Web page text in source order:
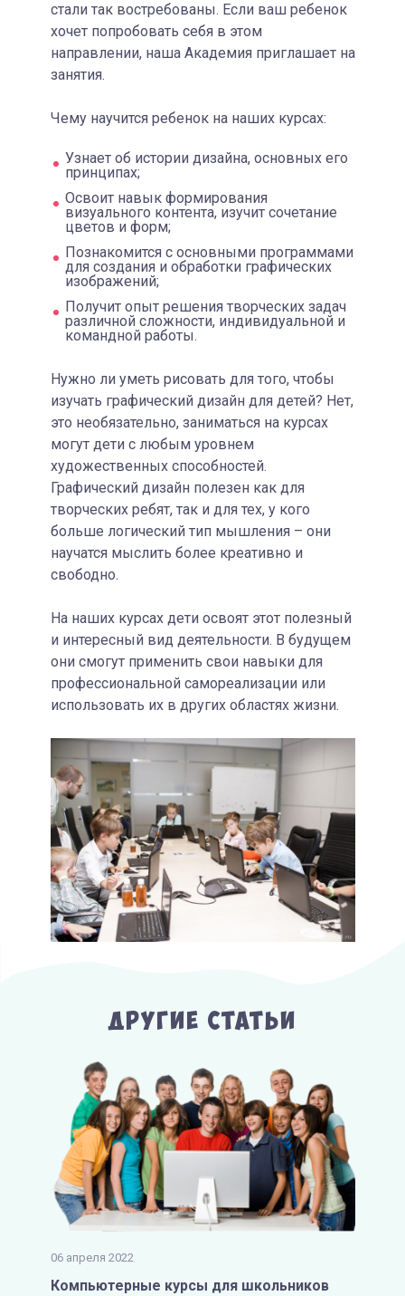
стали так востребованы. Если ваш ребенок
хочет попробовать себя в этом
направлении, наша Академия приглашает на
занятия.
Чему научится ребенок на наших курсах:
Узнает об истории дизайна, основных его
принципах;
Освоит навык формирования
визуального контента, изучит сочетание
цветов и форм;
Познакомится с основными программами
для создания и обработки графических
изображений;
Получит опыт решения творческих задач
различной сложности, индивидуальной и
командной работы.
Нужно ли уметь рисовать для того, чтобы
изучать графический дизайн для детей? Нет,
это необязательно, заниматься на курсах
могут дети с любым уровнем
художественных способностей.
Графический дизайн полезен как для
творческих ребят, так и для тех, у кого
больше логический тип мышления – они
научатся мыслить более креативно и
свободно.
На наших курсах дети освоят этот полезный
и интересный вид деятельности. В будущем
они смогут применить свои навыки для
профессиональной самореализации или
использовать их в других областях жизни.
Другие Статьи
06 апреля 2022
Компьютерные курсы для школьников